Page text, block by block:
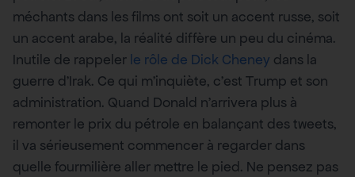
méchants dans les films ont soit un accent russe, soit
un accent arabe, la réalité diffère un peu du cinéma.
Inutile de rappeler le rôle de Dick Cheney dans la
guerre d’Irak. Ce qui m’inquiète, c’est Trump et son
administration. Quand Donald n’arrivera plus à
remonter le prix du pétrole en balançant des tweets,
il va sérieusement commencer à regarder dans
quelle fourmilière aller mettre le pied. Ne pensez pas